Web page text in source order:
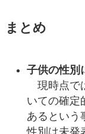
まとめ
子供の性別
現時点で
いての確定
あるという